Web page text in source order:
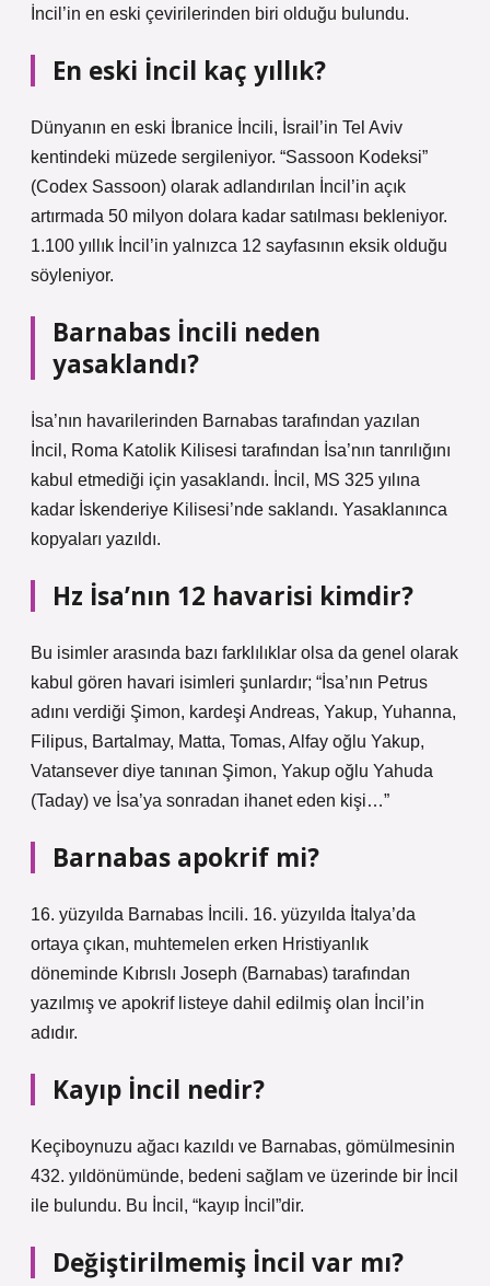
İncil’in en eski çevirilerinden biri olduğu bulundu.
En eski İncil kaç yıllık?
Dünyanın en eski İbranice İncili, İsrail’in Tel Aviv
kentindeki müzede sergileniyor. “Sassoon Kodeksi”
(Codex Sassoon) olarak adlandırılan İncil’in açık
artırmada 50 milyon dolara kadar satılması bekleniyor.
1.100 yıllık İncil’in yalnızca 12 sayfasının eksik olduğu
söyleniyor.
Barnabas İncili neden
yasaklandı?
İsa’nın havarilerinden Barnabas tarafından yazılan
İncil, Roma Katolik Kilisesi tarafından İsa’nın tanrılığını
kabul etmediği için yasaklandı. İncil, MS 325 yılına
kadar İskenderiye Kilisesi’nde saklandı. Yasaklanınca
kopyaları yazıldı.
Hz İsa’nın 12 havarisi kimdir?
Bu isimler arasında bazı farklılıklar olsa da genel olarak
kabul gören havari isimleri şunlardır; “İsa’nın Petrus
adını verdiği Şimon, kardeşi Andreas, Yakup, Yuhanna,
Filipus, Bartalmay, Matta, Tomas, Alfay oğlu Yakup,
Vatansever diye tanınan Şimon, Yakup oğlu Yahuda
(Taday) ve İsa’ya sonradan ihanet eden kişi…”
Barnabas apokrif mi?
16. yüzyılda Barnabas İncili. 16. yüzyılda İtalya’da
ortaya çıkan, muhtemelen erken Hristiyanlık
döneminde Kıbrıslı Joseph (Barnabas) tarafından
yazılmış ve apokrif listeye dahil edilmiş olan İncil’in
adıdır.
Kayıp İncil nedir?
Keçiboynuzu ağacı kazıldı ve Barnabas, gömülmesinin
432. yıldönümünde, bedeni sağlam ve üzerinde bir İncil
ile bulundu. Bu İncil, “kayıp İncil”dir.
Değiştirilmemiş İncil var mı?